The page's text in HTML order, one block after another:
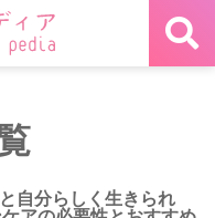
自分らしく生きられ